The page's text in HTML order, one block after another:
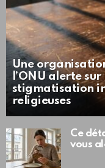
Une
l’ONU alerte sur
stigmatisation
religieuses
Ce
vous